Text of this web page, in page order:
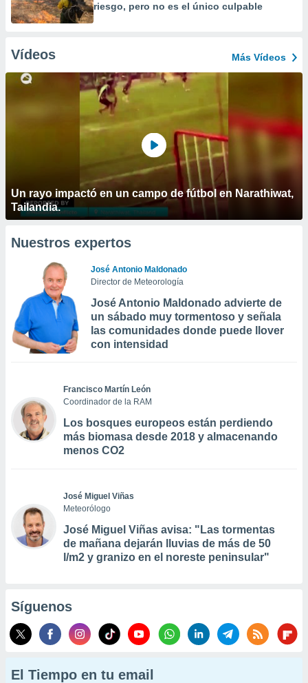
riesgo, pero no es el único culpable
Vídeos Más Vídeos
Un rayo impactó en un campo de fútbol en Narathiwat,
Tailandia.
Nuestros expertos
José Antonio Maldonado
Director de Meteorología
José Antonio Maldonado advierte de
un sábado muy tormentoso y señala
las comunidades donde puede llover
con intensidad
Francisco Martín León
Coordinador de la RAM
Los bosques europeos están perdiendo
más biomasa desde 2018 y almacenando
menos CO2
José Miguel Viñas
Meteorólogo
José Miguel Viñas avisa: "Las tormentas
de mañana dejarán lluvias de más de 50
l/m2 y granizo en el noreste peninsular"
Síguenos
El Tiempo en tu email